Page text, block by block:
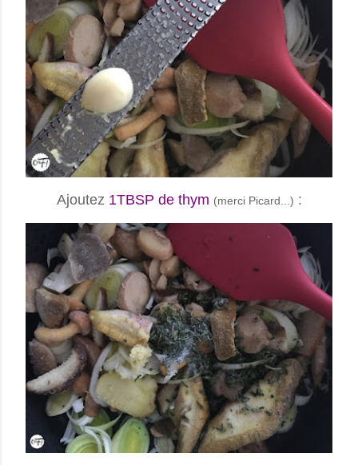
Ajoutez 1TBSP de thym (merci Picard...) :